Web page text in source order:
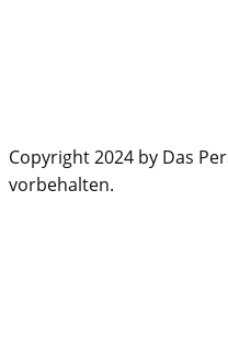
Copyright 2024 by Das
vorbehalten.